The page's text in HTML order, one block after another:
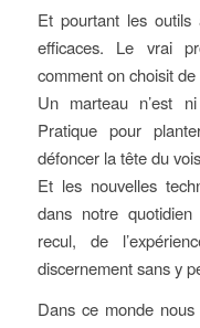
Et pourtant les outils
efficaces. Le vrai
comment on choisit de
Un marteau n’est
Pratique pour
défoncer la tête du
Et les nouvelles
dans notre quotidien
recul, de
discernement sans y
Dans ce monde nous